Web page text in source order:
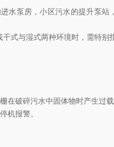
水泵房，小区污水的提升泵
式与湿式两种环境时，需特别
破碎污水中固体物时产生过
机报警。